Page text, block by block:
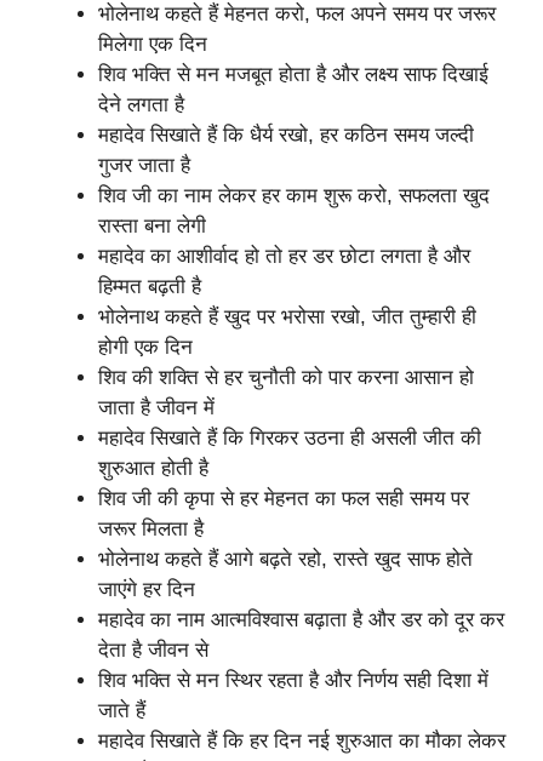
भोलेनाथ कहते हैं मेहनत करो, फल अपने समय पर जरूर
मिलेगा एक दिन
शिव भक्ति से मन मजबूत होता है और लक्ष्य साफ दिखाई
देने लगता है
महादेव सिखाते हैं कि धैर्य रखो, हर कठिन समय जल्दी
गुजर जाता है
शिव जी का नाम लेकर हर काम शुरू करो, सफलता खुद
रास्ता बना लेगी
महादेव का आशीर्वाद हो तो हर डर छोटा लगता है और
हिम्मत बढ़ती है
भोलेनाथ कहते हैं खुद पर भरोसा रखो, जीत तुम्हारी ही
होगी एक दिन
शिव की शक्ति से हर चुनौती को पार करना आसान हो
जाता है जीवन में
महादेव सिखाते हैं कि गिरकर उठना ही असली जीत की
शुरुआत होती है
शिव जी की कृपा से हर मेहनत का फल सही समय पर
जरूर मिलता है
भोलेनाथ कहते हैं आगे बढ़ते रहो, रास्ते खुद साफ होते
जाएंगे हर दिन
महादेव का नाम आत्मविश्वास बढ़ाता है और डर को दूर कर
देता है जीवन से
शिव भक्ति से मन स्थिर रहता है और निर्णय सही दिशा में
जाते हैं
महादेव सिखाते हैं कि हर दिन नई शुरुआत का मौका लेकर